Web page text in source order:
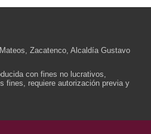
Zacatenco, Alcaldía Gustavo
con fines no lucrativos,
fines, requiere autorización previa y